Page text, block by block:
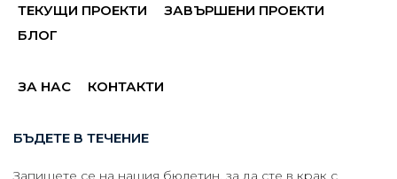
ТЕКУЩИ ПРОЕКТИ
ЗАВЪРШЕНИ ПРОЕКТИ
БЛОГ
ЗА НАС КОНТАКТИ
БЪДЕТЕ В ТЕЧЕНИЕ
Запишете се на нашия бюлетин, за да сте в крак с